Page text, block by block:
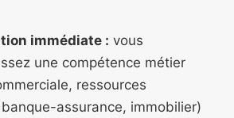
immédiate : vous
une compétence métier
ressources
assurance, immobilier)